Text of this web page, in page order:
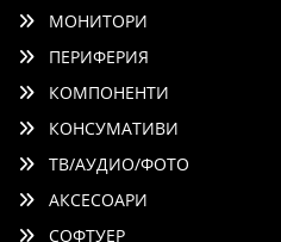
МОНИТОРИ
ПЕРИФЕРИЯ
КОМПОНЕНТИ
КОНСУМАТИВИ
ТВ/АУДИО/ФОТО
АКСЕСОАРИ
СОФТУЕР